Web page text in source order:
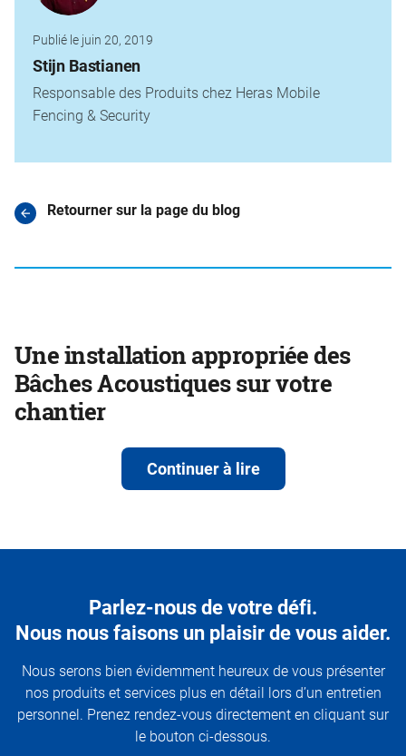
Publié le juin 20, 2019
Stijn Bastianen
Responsable des Produits chez Heras Mobile
Fencing & Security
Retourner sur la page du blog
Une installation appropriée des
Bâches Acoustiques sur votre
chantier
Continuer à lire
Parlez-nous de votre défi.
Nous nous faisons un plaisir de vous aider.
Nous serons bien évidemment heureux de vous présenter
nos produits et services plus en détail lors d’un entretien
personnel. Prenez rendez-vous directement en cliquant sur
le bouton ci-dessous.